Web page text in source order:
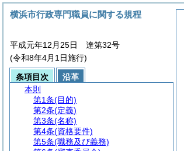
横浜市行政専門職員に関する規程
平成元年12月25日 達第32号
(令和8年4月1日施行)
条項目次
沿革
本則
第1条(目的)
第2条(定義)
第3条(名称)
第4条(資格要件)
第5条(職務及び義務)